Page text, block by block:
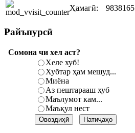
Ҳамагӣ: 9838165
Райъпурсӣ
Сомона чи хел аст?
Хеле хуб!
Хубтар ҳам мешуд...
Миёна
Аз пештарааш хуб
Маълумот кам...
Маъқул нест